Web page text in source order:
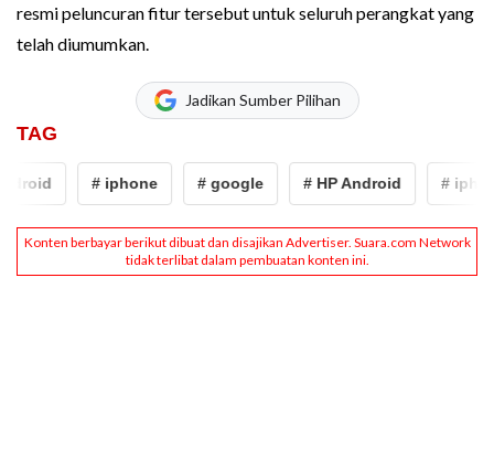
resmi peluncuran fitur tersebut untuk seluruh perangkat yang
telah diumumkan.
Jadikan Sumber Pilihan
TAG
# iphone # google # HP Android #